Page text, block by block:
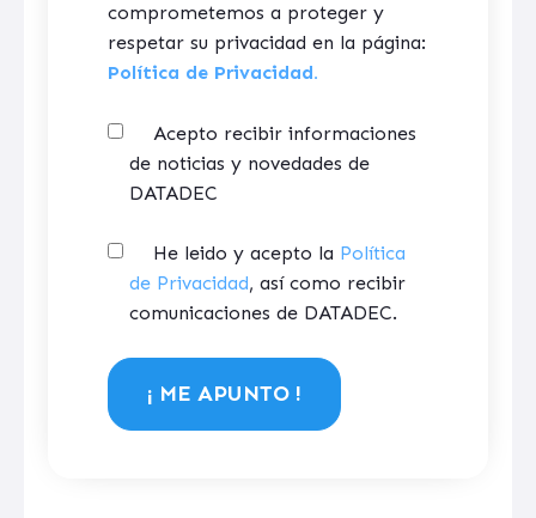
comprometemos a proteger y
respetar su privacidad en la página:
Política de Privacidad.
Acepto recibir informaciones
de noticias y novedades de
DATADEC
He leido y acepto la Política
de Privacidad, así como recibir
comunicaciones de DATADEC.